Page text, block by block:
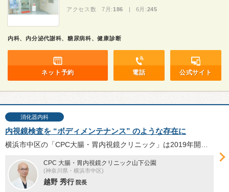
アクセス数 7月: 186 | 6月:245
内科、内分泌代謝科、糖尿病科、健康診断
ネット予約 電話 公式サイト
消化器内科
内視鏡検査を “ボディメンテナンス” のような存在に
CPC 大腸・胃内視鏡クリニック山下公園
(神奈川県・横浜市中区)
越野 秀行 院長